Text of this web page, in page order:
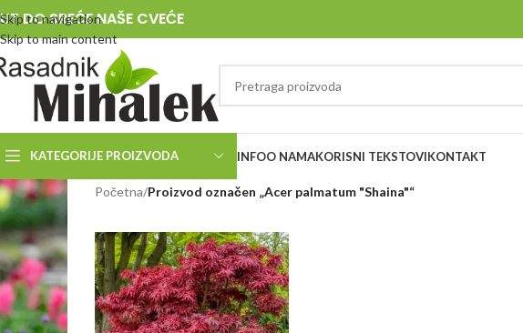
Skip to navigation
Skip to main content
DO SREĆE NAŠE CVEĆE
KATEGORIJE PROIZVODA INFOO NAMAKORISNI TEKSTOVIKONTAKT
RASADNIK
MIHALEK
Početna/Proizvod označen „Acer palmatum "Shaina"“